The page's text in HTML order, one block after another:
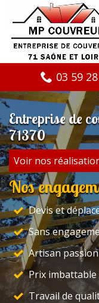
03 59
Entreprise de
71370
Voir nos
Nos
Devis et
Sans
Artisan
Prix imbattable
Travail de